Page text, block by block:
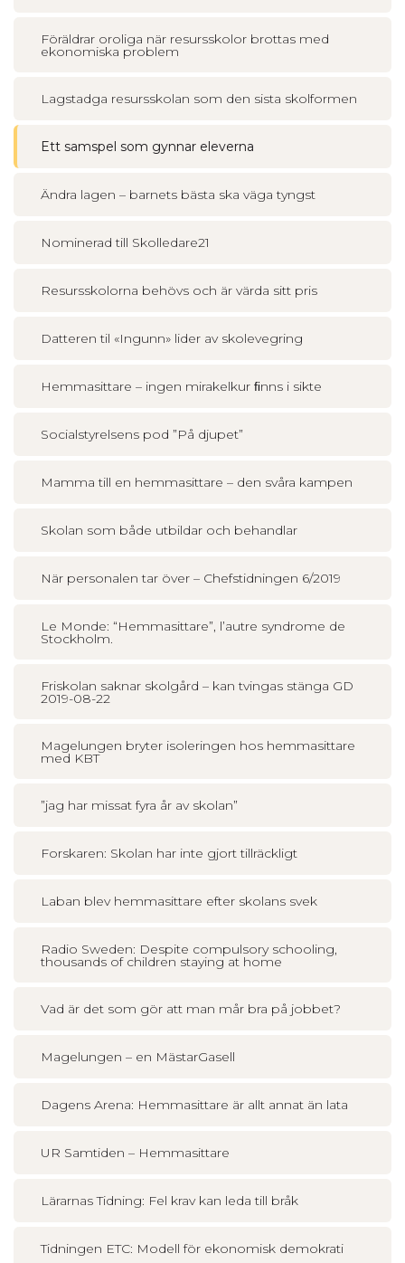
Föräldrar oroliga när resursskolor brottas med
ekonomiska problem
Lagstadga resursskolan som den sista skolformen
Ett samspel som gynnar eleverna
Ändra lagen – barnets bästa ska väga tyngst
Nominerad till Skolledare21
Resursskolorna behövs och är värda sitt pris
Datteren til «Ingunn» lider av skolevegring
Hemmasittare – ingen mirakelkur ﬁnns i sikte
Socialstyrelsens pod ”På djupet”
Mamma till en hemmasittare – den svåra kampen
Skolan som både utbildar och behandlar
När personalen tar över – Chefstidningen 6/2019
Le Monde: “Hemmasittare”, l’autre syndrome de
Stockholm.
Friskolan saknar skolgård – kan tvingas stänga GD
2019-08-22
Magelungen bryter isoleringen hos hemmasittare
med KBT
”jag har missat fyra år av skolan”
Forskaren: Skolan har inte gjort tillräckligt
Laban blev hemmasittare efter skolans svek
Radio Sweden: Despite compulsory schooling,
thousands of children staying at home
Vad är det som gör att man mår bra på jobbet?
Magelungen – en MästarGasell
Dagens Arena: Hemmasittare är allt annat än lata
UR Samtiden – Hemmasittare
Lärarnas Tidning: Fel krav kan leda till bråk
Tidningen ETC: Modell för ekonomisk demokrati